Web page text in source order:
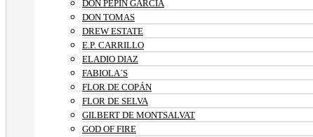
DON PEPIN GARCIA
DON TOMAS
DREW ESTATE
E.P. CARRILLO
ELADIO DIAZ
FABIOLA´S
FLOR DE COPÁN
FLOR DE SELVA
GILBERT DE MONTSALVAT
GOD OF FIRE